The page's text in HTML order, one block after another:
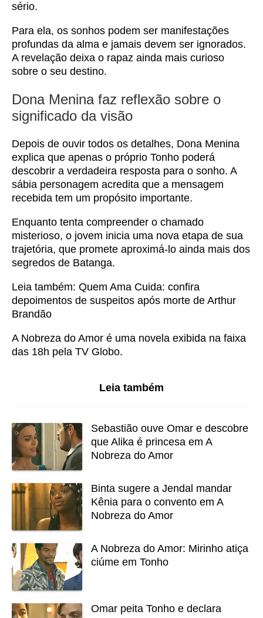
sério.
Para ela, os sonhos podem ser manifestações
profundas da alma e jamais devem ser ignorados.
A revelação deixa o rapaz ainda mais curioso
sobre o seu destino.
Dona Menina faz reflexão sobre o
significado da visão
Depois de ouvir todos os detalhes, Dona Menina
explica que apenas o próprio Tonho poderá
descobrir a verdadeira resposta para o sonho. A
sábia personagem acredita que a mensagem
recebida tem um propósito importante.
Enquanto tenta compreender o chamado
misterioso, o jovem inicia uma nova etapa de sua
trajetória, que promete aproximá-lo ainda mais dos
segredos de Batanga.
Leia também: Quem Ama Cuida: confira
depoimentos de suspeitos após morte de Arthur
Brandão
A Nobreza do Amor é uma novela exibida na faixa
das 18h pela TV Globo.
Leia também
Sebastião ouve Omar e descobre
que Alika é princesa em A
Nobreza do Amor
Binta sugere a Jendal mandar
Kênia para o convento em A
Nobreza do Amor
A Nobreza do Amor: Mirinho atiça
ciúme em Tonho
Omar peita Tonho e declara